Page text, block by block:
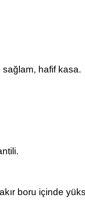
sağlam, hafif kasa.
boru içinde